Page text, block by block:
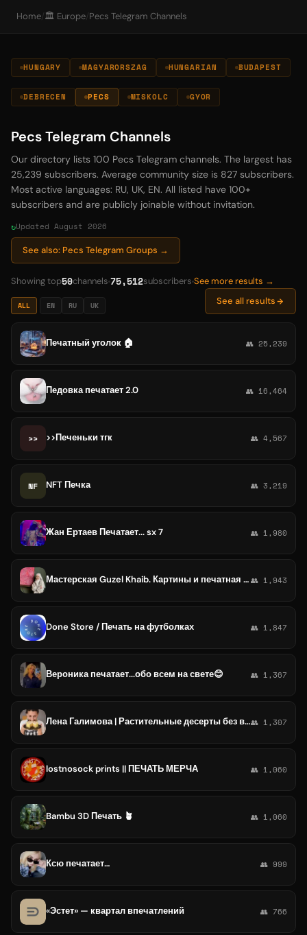
Home/ 🏛️ Europe/ Pecs Telegram Channels
HUNGARY MAGYARORSZAG HUNGARIAN BUDAPEST
DEBRECEN PECS MISKOLC GYOR
Pecs Telegram Channels
Our directory lists 100 Pecs Telegram channels. The largest has
25,239 subscribers. Average community size is 827 subscribers.
Most active languages: RU, UK, EN. All listed have 100+
subscribers and are publicly joinable without invitation.
Updated August 2026
See also: Pecs Telegram Groups →
Showing top50channels 75,512subscribers See more results →
ALL EN RU UK See all results
Печатный уголок 🏠 👥 25,239
Педовка печатает 2.0 👥 16,464
>> >>Печеньки тгк 👥 4,567
NF NFT Печка 👥 3,219
Жан Ертаев Печатает... sx 7 👥 1,980
Мастерская Guzel Khaib. Картины и печатная продукция👥 1,943
Done Store / Печать на футболках 👥 1,847
Вероника печатает...обо всем на свете😊 👥 1,367
Лена Галимова | Растительные десерты без выпечки | Рецепты - Курсы - Профессия Raw-кондитер 🍰👥 1,307
lostnosock prints || ПЕЧАТЬ МЕРЧА 👥 1,060
Bambu 3D Печать 🪴 👥 1,060
Ксю печатает… 👥 999
«Эстет» — квартал впечатлений 👥 766